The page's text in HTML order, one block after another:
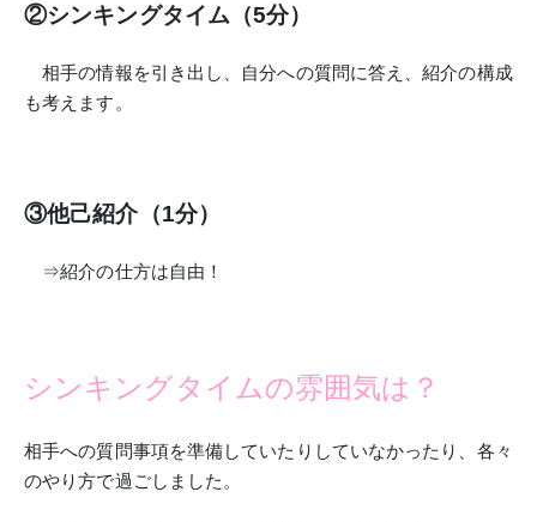
②シンキングタイム（5分）
相手の情報を引き出し、自分への質問に答え、紹介の構成
も考えます。
③他己紹介（1分）
⇒紹介の仕方は自由！
シンキングタイムの雰囲気は？
相手への質問事項を準備していたりしていなかったり、各々
のやり方で過ごしました。